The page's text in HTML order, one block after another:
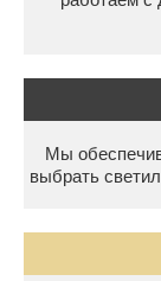
Мы
выбрать